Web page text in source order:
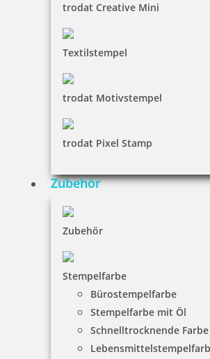
trodat Creative Mini
Textilstempel
trodat Motivstempel
trodat Pixel Stamp
Zubehör
Zubehör
Stempelfarbe
Bürostempelfarbe
Stempelfarbe mit Öl
Schnelltrocknende Farbe
22,05 €
inkl. 19 % Mwst.
Holzstempel mit Spruch: you never lose.
learn.